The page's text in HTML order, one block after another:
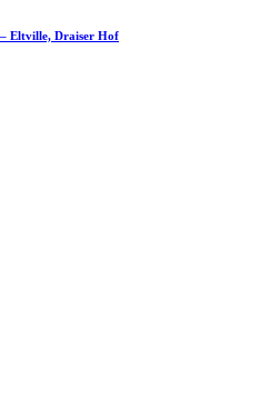
– Eltville, Draiser Hof